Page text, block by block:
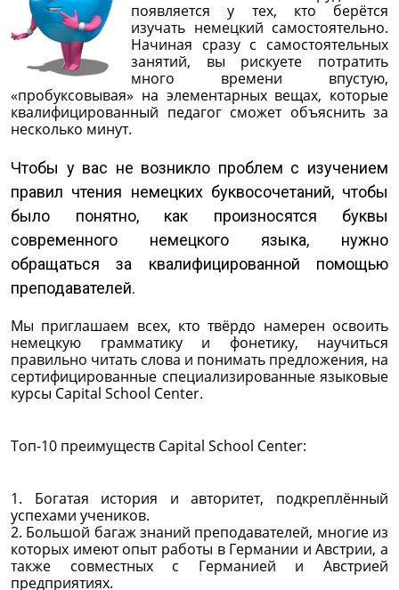
появляется у тех, кто берётся
изучать немецкий самостоятельно.
Начиная сразу с самостоятельных
занятий, вы рискуете потратить
много времени впустую,
«пробуксовывая» на элементарных вещах, которые
квалифицированный педагог сможет объяснить за
несколько минут.
Чтобы у вас не возникло проблем с изучением
правил чтения немецких буквосочетаний, чтобы
было понятно, как произносятся буквы
современного немецкого языка, нужно
обращаться за квалифицированной помощью
преподавателей.
Мы приглашаем всех, кто твёрдо намерен освоить
немецкую грамматику и фонетику, научиться
правильно читать слова и понимать предложения, на
сертифицированные специализированные языковые
курсы Capital School Center.
Топ-10 преимуществ Capital School Center:
1. Богатая история и авторитет, подкреплённый
успехами учеников.
2. Большой багаж знаний преподавателей, многие из
которых имеют опыт работы в Германии и Австрии, а
также совместных с Германией и Австрией
предприятиях.